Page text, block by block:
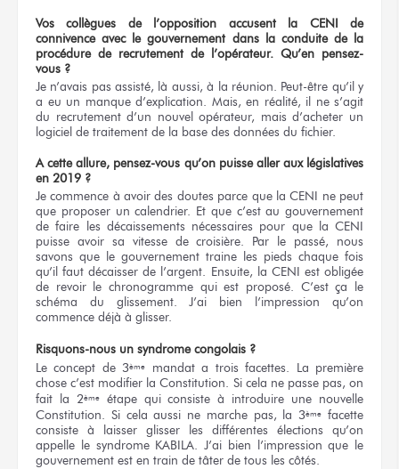
Vos collègues de l’opposition accusent la CENI de
connivence avec le gouvernement dans la conduite de la
procédure de recrutement de l’opérateur. Qu’en pensez-
vous ?
Je n’avais pas assisté, là aussi, à la réunion. Peut-être qu’il y
a eu un manque d’explication. Mais, en réalité, il ne s’agit
du recrutement d’un nouvel opérateur, mais d’acheter un
logiciel de traitement de la base des données du fichier.
A cette allure, pensez-vous qu’on puisse aller aux législatives
en 2019 ?
Je commence à avoir des doutes parce que la CENI ne peut
que proposer un calendrier. Et que c’est au gouvernement
de faire les décaissements nécessaires pour que la CENI
puisse avoir sa vitesse de croisière. Par le passé, nous
savons que le gouvernement traine les pieds chaque fois
qu’il faut décaisser de l’argent. Ensuite, la CENI est obligée
de revoir le chronogramme qui est proposé. C’est ça le
schéma du glissement. J’ai bien l’impression qu’on
commence déjà à glisser.
Risquons-nous un syndrome congolais ?
Le concept de 3ème
mandat a trois facettes. La première
chose c’est modifier la Constitution. Si cela ne passe pas, on
fait la 2èmeétape qui consiste à introduire une nouvelle
Constitution. Si cela aussi ne marche pas, la 3ème
facette
consiste à laisser glisser les différentes élections qu’on
appelle le syndrome KABILA. J’ai bien l’impression que le
gouvernement est en train de tâter de tous les côtés.